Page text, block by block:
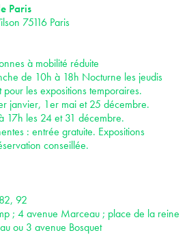
Paris
75116 Paris
à mobilité réduite
de 10h à 18h Nocturne les jeudis
les expositions temporaires.
janvier, 1er mai et 25 décembre.
17h les 24 et 31 décembre.
: entrée gratuite. Expositions
conseillée.
92
; 4 avenue Marceau ; place de la reine
ou 3 avenue Bosquet